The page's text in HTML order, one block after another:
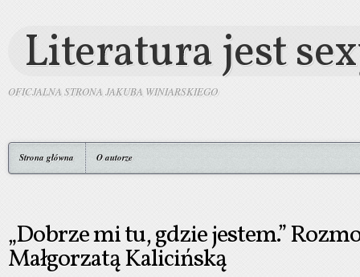
Literatura jest
OFICJALNA STRONA JAKUBA WINIARSKIEGO
Strona główna O autorze
„Dobrze mi tu, gdzie jestem.”
Małgorzatą Kalicińską